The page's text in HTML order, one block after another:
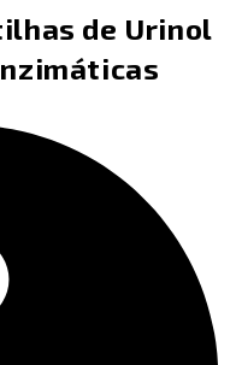
de Urinol